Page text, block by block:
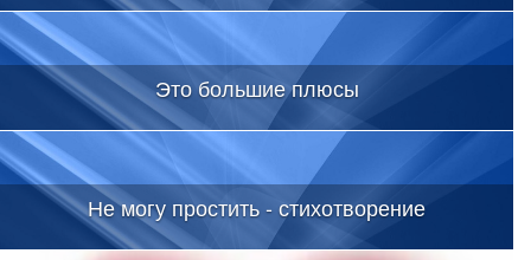
Это большие плюсы
Не могу простить - стихотворение